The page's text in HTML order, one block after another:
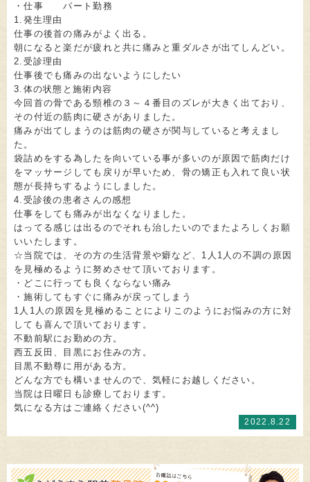
・仕事 パート勤務
1.発生理由
仕事の後首の痛みがよく出る。
朝になると楽だが疲れと共に痛みと重ダルさが出てしんどい。
2.受診理由
仕事後でも痛みの出ないようにしたい
3.体の状態と施術内容
今回首の骨である頸椎の３～４番目のズレが大きく出ており、
その付近の筋肉に硬さがありました。
痛みが出てしまうのは筋肉の硬さが関与していると考えまし
た。
袋詰めをする為したを向いている事が多いのが原因で筋肉だけ
をマッサージしても戻りが早いため、骨の矯正も入れて良い状
態が長持ちするようにしました。
4.受診後の患者さんの感想
仕事をしても痛みが出なくなりました。
はってる感じは出るのでそれも治したいのでまたよろしくお願
いいたします。
☆当院では、その方の生活背景や癖など、1人1人の不調の原因
を見極めるように努めさせて頂いております。
・どこに行っても良くならない痛み
・施術してもすぐに痛みが戻ってしまう
1人1人の原因を見極めることによりこのようにお悩みの方に対
しても喜んで頂いております。
不動前駅にお勤めの方。
西五反田、目黒にお住みの方。
目黒不動尊に用がある方。
どんな方でも構いませんので、気軽にお越しください。
当院は日曜日も診療しております。
気になる方はご連絡ください(^^)
2022.8.22